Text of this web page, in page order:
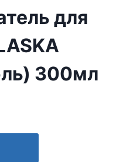
для
300мл